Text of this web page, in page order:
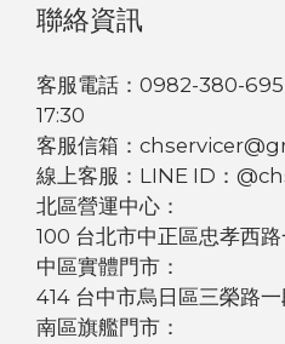
聯絡資訊
客服電話：0982-380-695
17:30
客服信箱：
線上客服：LINE ID：
北區營運中心：
100 台北市中正區忠孝西
中區實體門市：
414 台中市烏日區三榮路
南區旗艦門市：